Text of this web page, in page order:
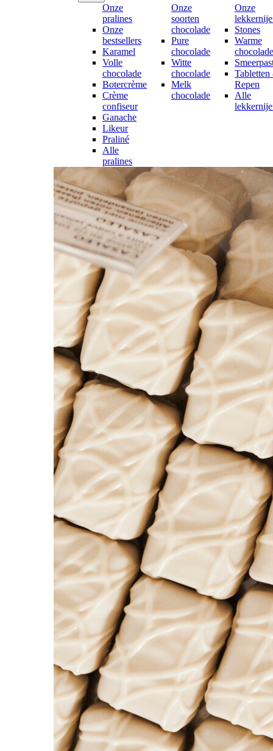
Onze
pralines
Onze
bestsellers
Karamel
Volle
chocolade
Botercrème
Crème
confiseur
Ganache
Likeur
Praliné
Alle
pralines
Onze
soorten
chocolade
Pure
chocolade
Witte
chocolade
Melk
chocolade
Onze
Stones
Warme
Repen
Alle